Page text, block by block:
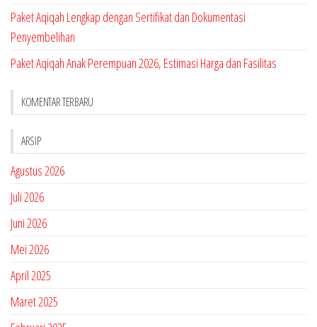
Paket Aqiqah Lengkap dengan Sertifikat dan Dokumentasi
Penyembelihan
Paket Aqiqah Anak Perempuan 2026, Estimasi Harga dan Fasilitas
KOMENTAR TERBARU
ARSIP
Agustus 2026
Juli 2026
Juni 2026
Mei 2026
April 2025
Maret 2025